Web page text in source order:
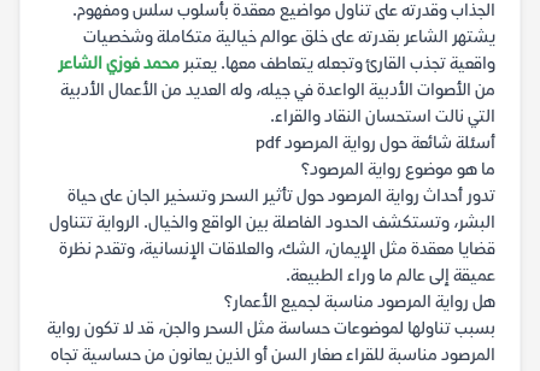
الجذاب وقدرته على تناول مواضيع معقدة بأسلوب سلس ومفهوم.
يشتهر الشاعر بقدرته على خلق عوالم خيالية متكاملة وشخصيات
واقعية تجذب القارئ وتجعله يتعاطف معها. يعتبر محمد فوزي الشاعر
من الأصوات الأدبية الواعدة في جيله، وله العديد من الأعمال الأدبية
التي نالت استحسان النقاد والقراء.
أسئلة شائعة حول رواية المرصود pdf
ما هو موضوع رواية المرصود؟
تدور أحداث رواية المرصود حول تأثير السحر وتسخير الجان على حياة
البشر، وتستكشف الحدود الفاصلة بين الواقع والخيال. الرواية تتناول
قضايا معقدة مثل الإيمان، الشك، والعلاقات الإنسانية، وتقدم نظرة
عميقة إلى عالم ما وراء الطبيعة.
هل رواية المرصود مناسبة لجميع الأعمار؟
بسبب تناولها لموضوعات حساسة مثل السحر والجن، قد لا تكون رواية
المرصود مناسبة للقراء صغار السن أو الذين يعانون من حساسية تجاه